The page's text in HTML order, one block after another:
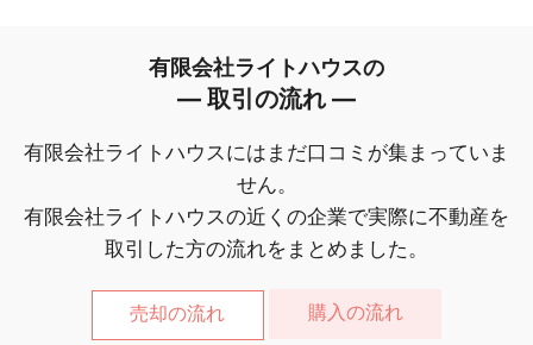
有限会社ライトハウスの
― 取引の流れ ―
有限会社ライトハウスにはまだ口コミが集まっていま
せん。
有限会社ライトハウスの近くの企業で実際に不動産を
取引した方の流れをまとめました。
売却の流れ 購入の流れ